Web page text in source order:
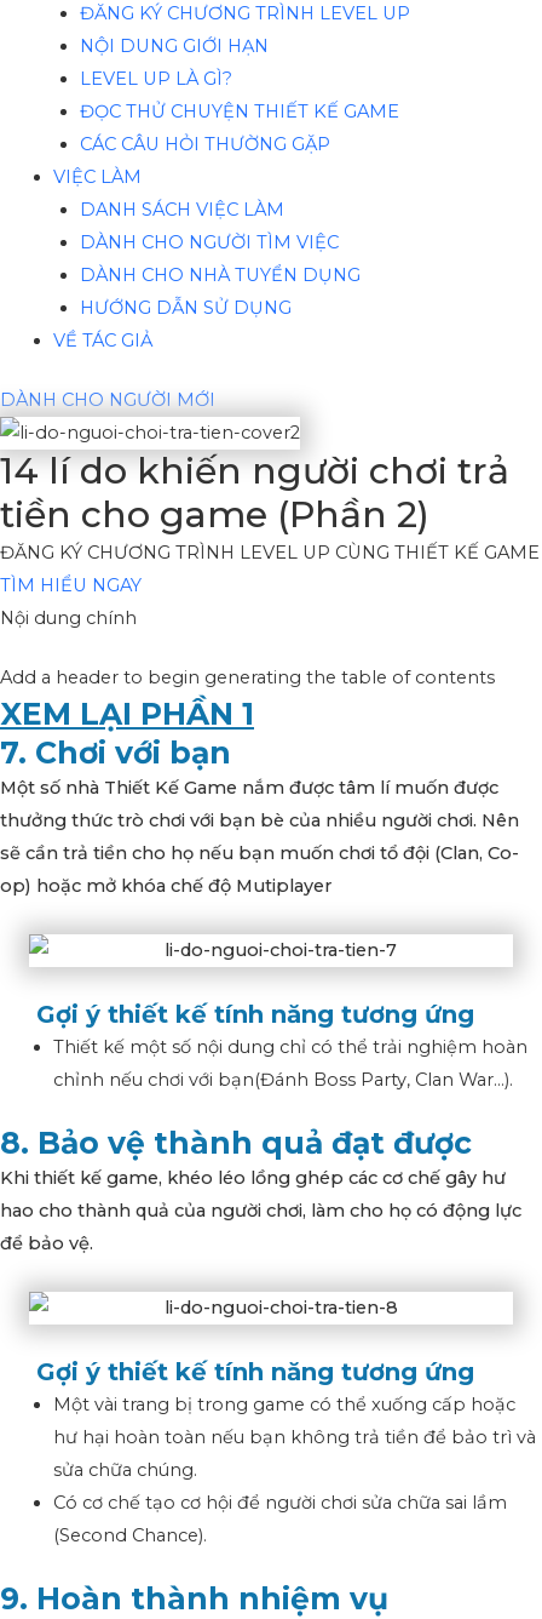
ĐĂNG KÝ CHƯƠNG TRÌNH LEVEL UP
NỘI DUNG GIỚI HẠN
LEVEL UP LÀ GÌ?
ĐỌC THỬ CHUYỆN THIẾT KẾ GAME
CÁC CÂU HỎI THƯỜNG GẶP
VIỆC LÀM
DANH SÁCH VIỆC LÀM
DÀNH CHO NGƯỜI TÌM VIỆC
DÀNH CHO NHÀ TUYỂN DỤNG
HƯỚNG DẪN SỬ DỤNG
VỀ TÁC GIẢ
DÀNH CHO NGƯỜI MỚI
14 lí do khiến người chơi trả
tiền cho game (Phần 2)
ĐĂNG KÝ CHƯƠNG TRÌNH LEVEL UP CÙNG THIẾT KẾ GAME
TÌM HIỂU NGAY
Nội dung chính
Add a header to begin generating the table of contents
XEM LẠI PHẦN 1
7. Chơi với bạn
Một số nhà Thiết Kế Game nắm được tâm lí muốn được
thưởng thức trò chơi với bạn bè của nhiều người chơi. Nên
sẽ cần trả tiền cho họ nếu bạn muốn chơi tổ đội (Clan, Co-
op) hoặc mở khóa chế độ Mutiplayer
Gợi ý thiết kế tính năng tương ứng
Thiết kế một số nội dung chỉ có thể trải nghiệm hoàn
chỉnh nếu chơi với bạn(Đánh Boss Party, Clan War…).
8. Bảo vệ thành quả đạt được
Khi thiết kế game, khéo léo lồng ghép các cơ chế gây hư
hao cho thành quả của người chơi, làm cho họ có động lực
để bảo vệ.
Gợi ý thiết kế tính năng tương ứng
Một vài trang bị trong game có thể xuống cấp hoặc
hư hại hoàn toàn nếu bạn không trả tiền để bảo trì và
sửa chữa chúng.
Có cơ chế tạo cơ hội để người chơi sửa chữa sai lầm
(Second Chance).
9. Hoàn thành nhiệm vụ